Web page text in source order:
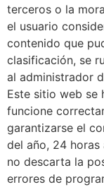
terceros o la
el usuario
contenido que
clasificación, se
al administrador
Este sitio web se
funcione
garantizarse el
del año, 24 horas
no descarta la
errores de